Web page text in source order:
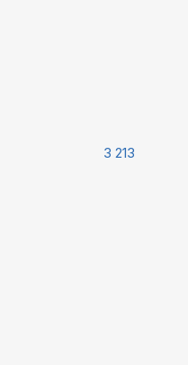
3 213